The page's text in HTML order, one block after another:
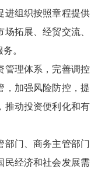
组织按照章程提供
拓展、经贸交流、
。
理体系，完善调控
，加强风险防控，提
推动投资便利化和有
门、商务主管部门
民经济和社会发展需